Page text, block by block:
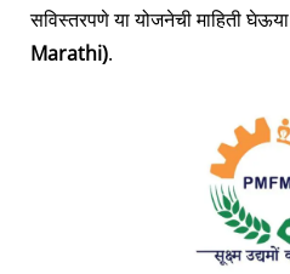
सविस्तरपणे या योजनेची माहिती घेऊया
Marathi).